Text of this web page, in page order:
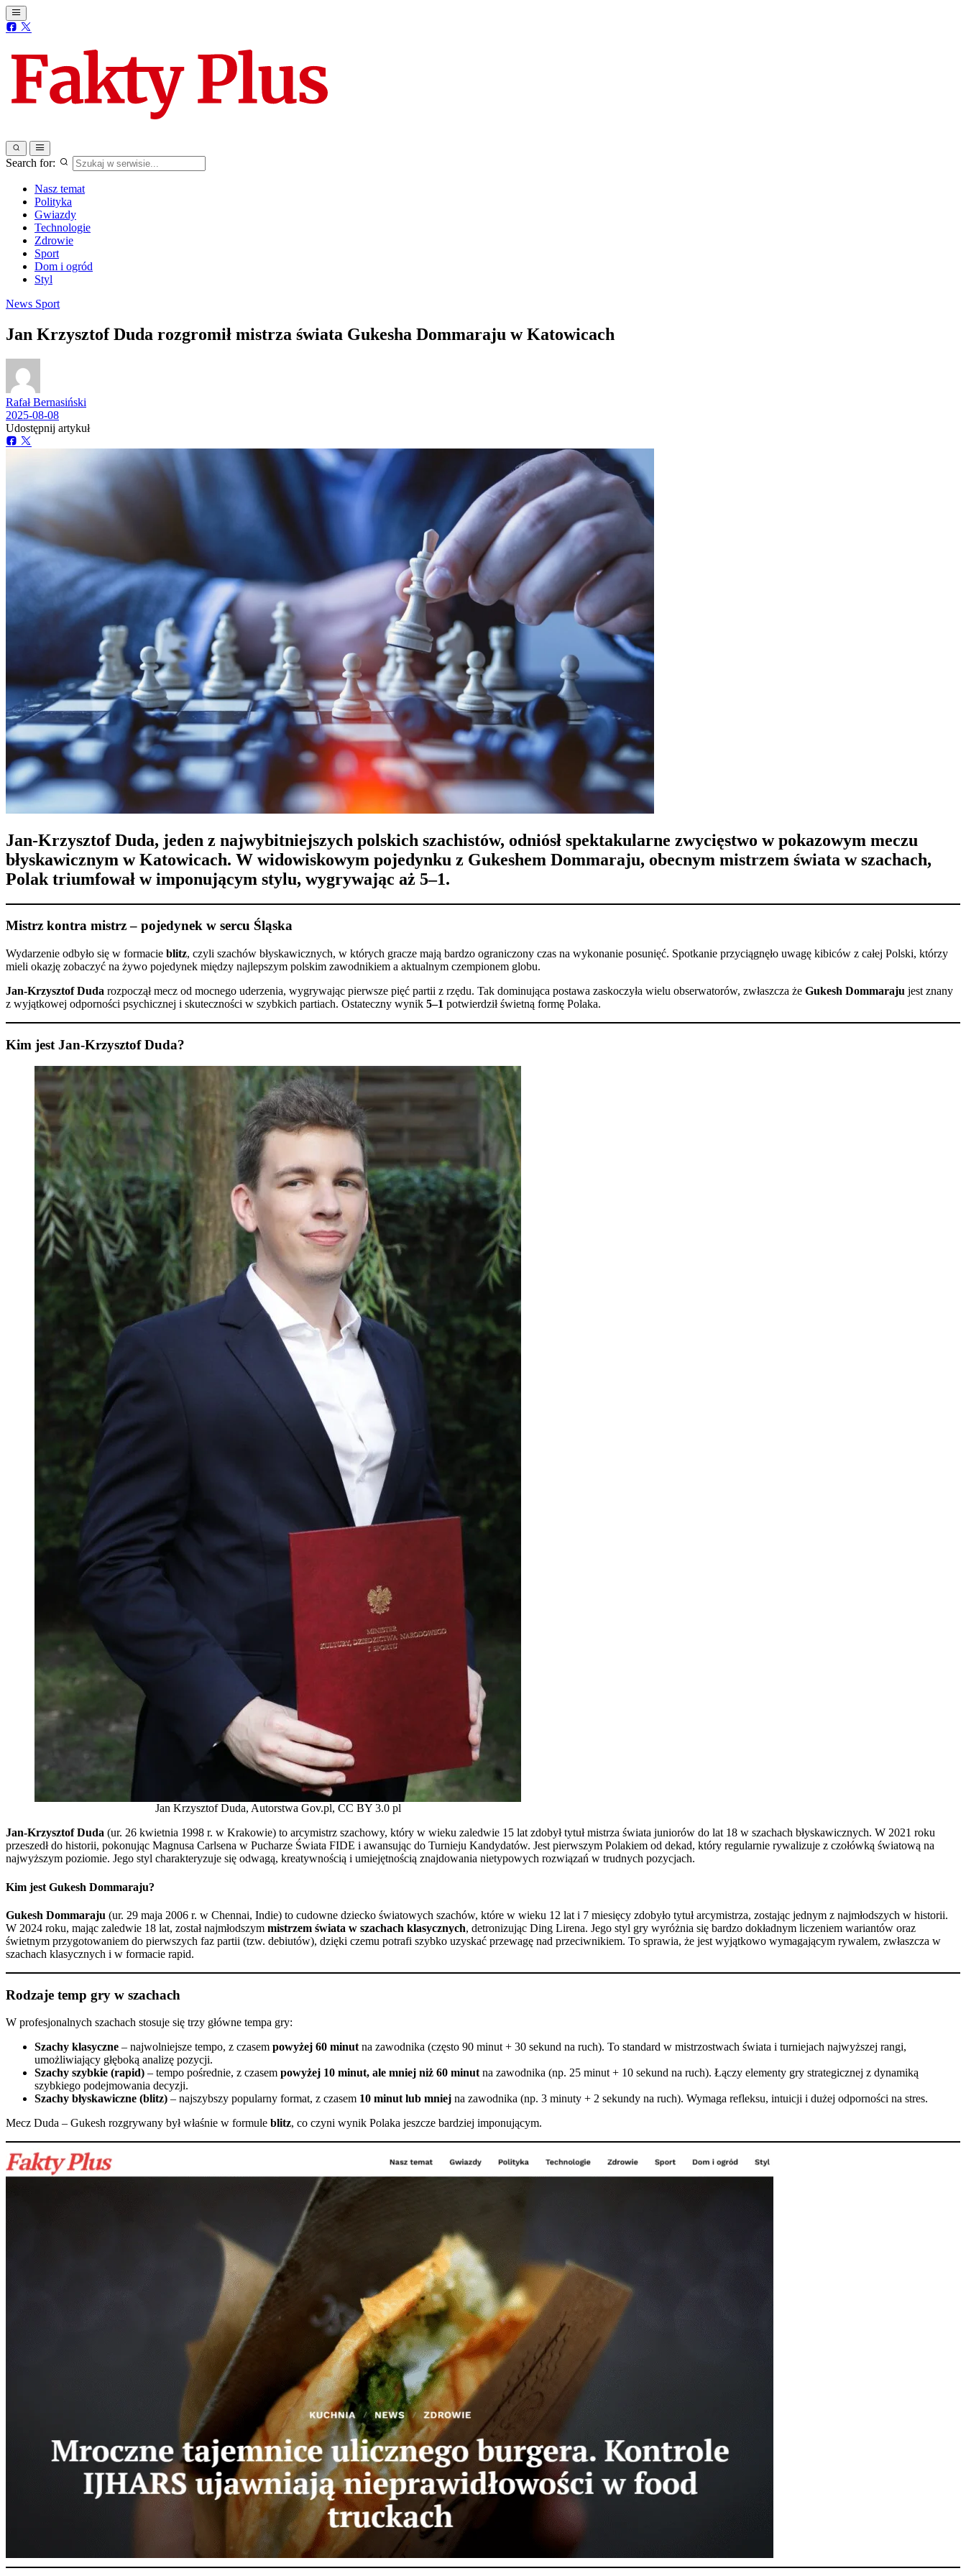
Search for:
Nasz temat
Polityka
Gwiazdy
Technologie
Zdrowie
Sport
Dom i ogród
Styl
News Sport
Jan Krzysztof Duda rozgromił mistrza świata Gukesha Dommaraju w Katowicach
Rafał Bernasiński
2025-08-08
Udostępnij artykuł
Jan-Krzysztof Duda, jeden z najwybitniejszych polskich szachistów, odniósł spektakularne zwycięstwo w pokazowym meczu
błyskawicznym wKatowicach. W widowiskowym pojedynku z Gukeshem Dommaraju, obecnym mistrzem świata w szachach,
Polak triumfował w imponującym stylu, wygrywając aż 5–1.
Mistrz kontra mistrz – pojedynek w sercu Śląska
Wydarzenie odbyło się w formacie blitz, czyli szachów błyskawicznych, w których gracze mają bardzo ograniczony czas na wykonanie posunięć. Spotkanie przyciągnęło uwagę kibiców z całej Polski, którzy
mieli okazję zobaczyć na żywo pojedynek między najlepszym polskim zawodnikiem a aktualnym czempionem globu.
Jan-Krzysztof Duda rozpoczął mecz od mocnego uderzenia, wygrywając pierwsze pięć partii z rzędu. Tak dominująca postawa zaskoczyła wielu obserwatorów, zwłaszcza że Gukesh Dommaraju jest znany
z wyjątkowej odporności psychicznej i skuteczności w szybkich partiach. Ostateczny wynik 5–1 potwierdził świetną formę Polaka.
Kim jest Jan-Krzysztof Duda?
Jan Krzysztof Duda, Autorstwa Gov.pl, CC BY 3.0 pl
Jan-Krzysztof Duda (ur. 26 kwietnia 1998 r. w Krakowie) to arcymistrz szachowy, który w wieku zaledwie 15 lat zdobył tytuł mistrza świata juniorów do lat 18 w szachach błyskawicznych. W 2021 roku
przeszedł do historii, pokonując Magnusa Carlsena w Pucharze Świata FIDE i awansując do Turnieju Kandydatów. Jest pierwszym Polakiem od dekad, który regularnie rywalizuje z czołówką światową na
najwyższym poziomie. Jego styl charakteryzuje się odwagą, kreatywnością i umiejętnością znajdowania nietypowych rozwiązań w trudnych pozycjach.
Kim jest Gukesh Dommaraju?
Gukesh Dommaraju (ur. 29 maja 2006 r. w Chennai, Indie) to cudowne dziecko światowych szachów, które w wieku 12 lat i 7 miesięcy zdobyło tytuł arcymistrza, zostając jednym z najmłodszych w historii.
W 2024 roku, mając zaledwie 18 lat, został najmłodszym mistrzem świata w szachach klasycznych, detronizując Ding Lirena. Jego styl gry wyróżnia się bardzo dokładnym liczeniem wariantów oraz
świetnym przygotowaniem do pierwszych faz partii (tzw. debiutów), dzięki czemu potrafi szybko uzyskać przewagę nad przeciwnikiem. To sprawia, że jest wyjątkowo wymagającym rywalem, zwłaszcza w
szachach klasycznych i w formacie rapid.
Rodzaje temp gry w szachach
W profesjonalnych szachach stosuje się trzy główne tempa gry:
Szachy klasyczne – najwolniejsze tempo, z czasem powyżej 60 minut na zawodnika (często 90 minut + 30 sekund na ruch). To standard w mistrzostwach świata i turniejach najwyższej rangi,
umożliwiający głęboką analizę pozycji.
Szachy szybkie (rapid) – tempo pośrednie, z czasem powyżej 10 minut, ale mniej niż 60 minut na zawodnika (np. 25 minut + 10 sekund na ruch). Łączy elementy gry strategicznej z dynamiką
szybkiego podejmowania decyzji.
Szachy błyskawiczne (blitz) – najszybszy popularny format, z czasem 10 minut lub mniej na zawodnika (np. 3 minuty + 2 sekundy na ruch). Wymaga refleksu, intuicji i dużej odporności na stres.
Mecz Duda – Gukesh rozgrywany był właśnie w formule blitz, co czyni wynik Polaka jeszcze bardziej imponującym.